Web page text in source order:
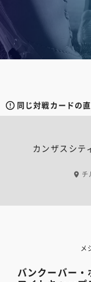
同じ対戦カードの
カンザスシテ
チ
メ
バンクーバー・